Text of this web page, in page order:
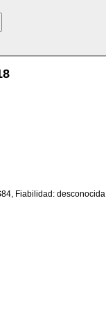
Fiabilidad: desconocida